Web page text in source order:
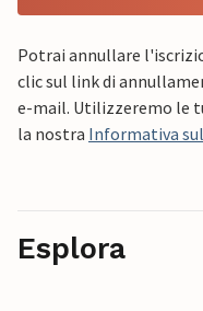
Potrai annullare
clic sul link di
e-mail. Utilizzeremo le
la nostra Informativa
Esplora